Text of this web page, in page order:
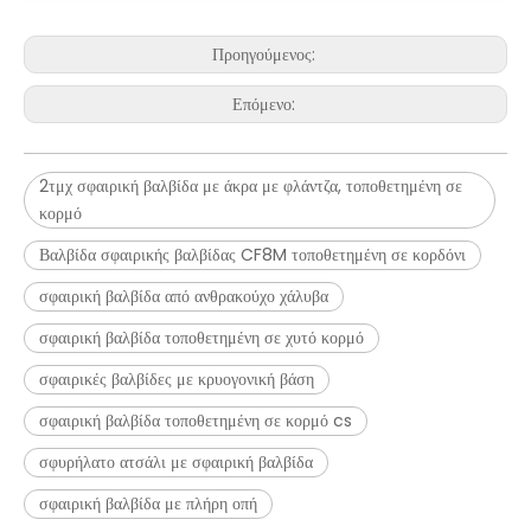
Προηγούμενος:
Επόμενο:
2τμχ σφαιρική βαλβίδα με άκρα με φλάντζα, τοποθετημένη σε
κορμό
Βαλβίδα σφαιρικής βαλβίδας CF8M τοποθετημένη σε κορδόνι
σφαιρική βαλβίδα από ανθρακούχο χάλυβα
σφαιρική βαλβίδα τοποθετημένη σε χυτό κορμό
σφαιρικές βαλβίδες με κρυογονική βάση
σφαιρική βαλβίδα τοποθετημένη σε κορμό cs
σφυρήλατο ατσάλι με σφαιρική βαλβίδα
σφαιρική βαλβίδα με πλήρη οπή